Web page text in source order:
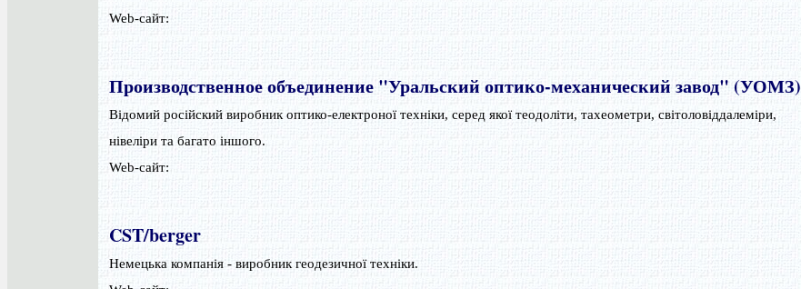
Web-сайт:
Производственное объединение "Уральский оптико-механический завод" (УОМЗ)
Відомий російский виробник оптико-електроної техніки, серед якої теодоліти, тахеометри, світоловіддалеміри,
нівеліри та багато іншого.
Web-сайт:
CST/berger
Немецька компанія - виробник геодезичної техніки.